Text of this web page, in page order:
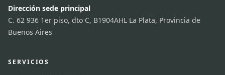
Dirección sede principal
C. 62 936 1er piso, dto C, B1904AHL La Plata, Provincia de
Buenos Aires
SERVICIOS